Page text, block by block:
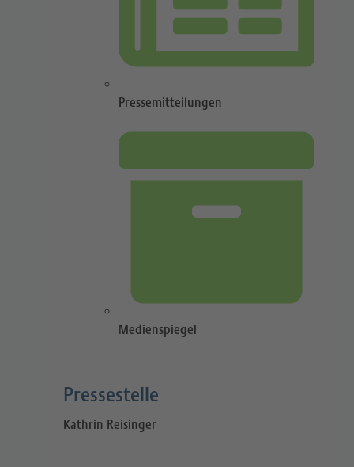
Pressemitteilungen
Medienspiegel
Pressestelle​
Kathrin Reisinger